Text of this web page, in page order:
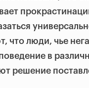
что люди, чье
в
решение